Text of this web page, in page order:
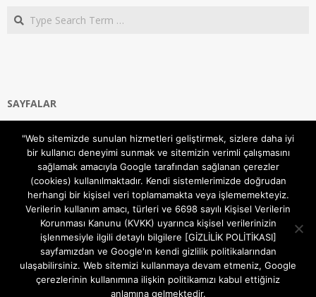
Search
SAYFALAR
Gizlilik ve Çerezler (Cookies) Politikası
Hakkımızda
İletişim Kanalları
MODEM KURULUM
TEKNİK DESTEK
TELEVİZYON SİSTEMLERİ
"Web sitemizde sunulan hizmetleri geliştirmek, sizlere daha iyi
bir kullanıcı deneyimi sunmak ve sitemizin verimli çalışmasını
sağlamak amacıyla Google tarafından sağlanan çerezler
(cookies) kullanılmaktadır. Kendi sistemlerimizde doğrudan
herhangi bir kişisel veri toplamamakta veya işlememekteyiz.
Verilerin kullanım amacı, türleri ve 6698 sayılı Kişisel Verilerin
Korunması Kanunu (KVKK) uyarınca kişisel verilerinizin
işlenmesiyle ilgili detaylı bilgilere [GİZLİLİK POLİTİKASI]
sayfamızdan ve Google'ın kendi gizlilik politikalarından
ulaşabilirsiniz. Web sitemizi kullanmaya devam etmeniz, Google
çerezlerinin kullanımına ilişkin politikamızı kabul ettiğiniz
anlamına gelmektedir.